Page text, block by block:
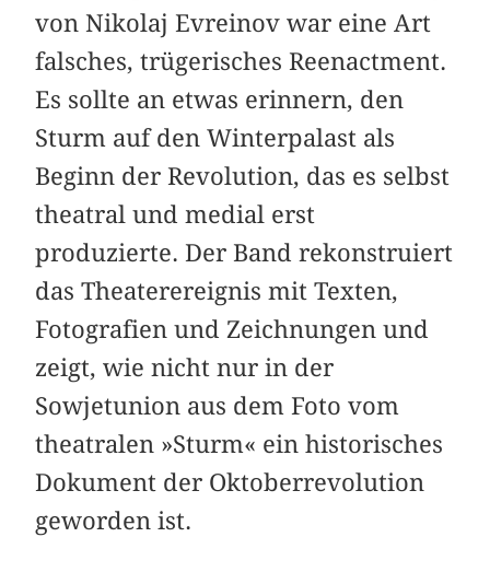
von Nikolaj Evreinov war eine Art
falsches, trügerisches Reenactment.
Es sollte an etwas erinnern, den
Sturm auf den Winterpalast als
Beginn der Revolution, das es selbst
theatral und medial erst
produzierte. Der Band rekonstruiert
das Theaterereignis mit Texten,
Fotografien und Zeichnungen und
zeigt, wie nicht nur in der
Sowjetunion aus dem Foto vom
theatralen »Sturm« ein historisches
Dokument der Oktober­revolution
geworden ist.